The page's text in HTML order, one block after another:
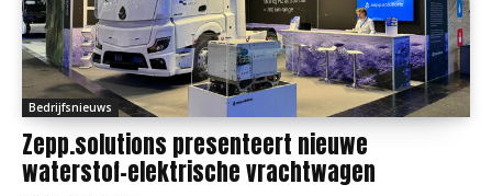
Bedrijfsnieuws
Zepp.solutions presenteert nieuwe
waterstof-elektrische vrachtwagen